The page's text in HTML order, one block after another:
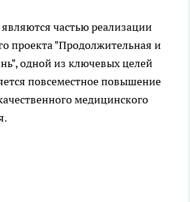
частью реализации
проекта "Продолжительная и
одной из ключевых целей
повсеместное повышение
медицинского